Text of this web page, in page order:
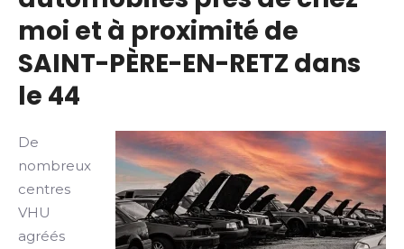
moi et à proximité de
SAINT-PÈRE-EN-RETZ dans
le 44
De
nombreux
centres
VHU
agréés